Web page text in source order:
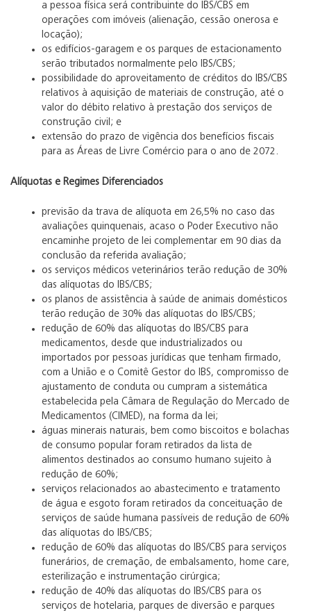
a pessoa física será contribuinte do IBS/CBS em
operações com imóveis (alienação, cessão onerosa e
locação);
os edifícios-garagem e os parques de estacionamento
serão tributados normalmente pelo IBS/CBS;
possibilidade do aproveitamento de créditos do IBS/CBS
relativos à aquisição de materiais de construção, até o
valor do débito relativo à prestação dos serviços de
construção civil; e
extensão do prazo de vigência dos benefícios fiscais
para as Áreas de Livre Comércio para o ano de 2072.
Alíquotas e Regimes Diferenciados
previsão da trava de alíquota em 26,5% no caso das
avaliações quinquenais, acaso o Poder Executivo não
encaminhe projeto de lei complementar em 90 dias da
conclusão da referida avaliação;
os serviços médicos veterinários terão redução de 30%
das alíquotas do IBS/CBS;
os planos de assistência à saúde de animais domésticos
terão redução de 30% das alíquotas do IBS/CBS;
redução de 60% das alíquotas do IBS/CBS para
medicamentos, desde que industrializados ou
importados por pessoas jurídicas que tenham firmado,
com a União e o Comitê Gestor do IBS, compromisso de
ajustamento de conduta ou cumpram a sistemática
estabelecida pela Câmara de Regulação do Mercado de
Medicamentos (CIMED), na forma da lei;
águas minerais naturais, bem como biscoitos e bolachas
de consumo popular foram retirados da lista de
alimentos destinados ao consumo humano sujeito à
redução de 60%;
serviços relacionados ao abastecimento e tratamento
de água e esgoto foram retirados da conceituação de
serviços de saúde humana passíveis de redução de 60%
das alíquotas do IBS/CBS;
redução de 60% das alíquotas do IBS/CBS para serviços
funerários, de cremação, de embalsamento, home care,
esterilização e instrumentação cirúrgica;
redução de 40% das alíquotas do IBS/CBS para os
serviços de hotelaria, parques de diversão e parques